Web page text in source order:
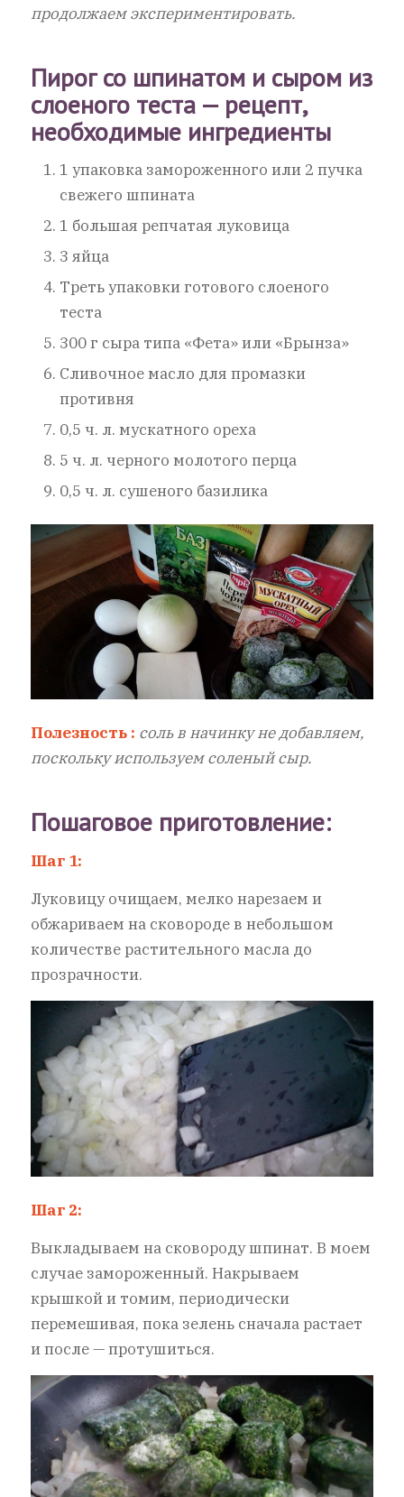
продолжаем экспериментировать.
Пирог со шпинатом и сыром из
слоеного теста — рецепт,
необходимые ингредиенты
1 упаковка замороженного или 2 пучка
свежего шпината
1 большая репчатая луковица
3 яйца
Треть упаковки готового слоеного
теста
300 г сыра типа «Фета» или «Брынза»
Сливочное масло для промазки
противня
0,5 ч. л. мускатного ореха
5 ч. л. черного молотого перца
0,5 ч. л. сушеного базилика
Полезность : соль в начинку не добавляем,
поскольку используем соленый сыр.
Пошаговое приготовление:
Шаг 1:
Луковицу очищаем, мелко нарезаем и
обжариваем на сковороде в небольшом
количестве растительного масла до
прозрачности.
Шаг 2:
Выкладываем на сковороду шпинат. В моем
случае замороженный. Накрываем
крышкой и томим, периодически
перемешивая, пока зелень сначала растает
и после — протушиться.